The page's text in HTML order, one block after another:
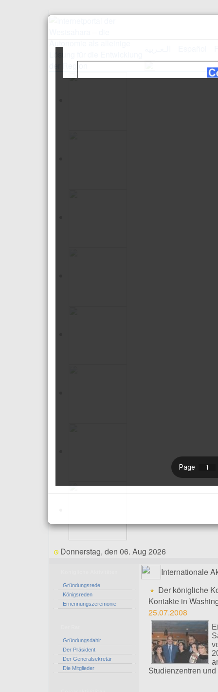
Donnerstag, den 06. Aug 2026
Gründungsrede
Königsreden
Ernennungszeremonie
Gründungsdahir
Der Präsident
Der Generalsekretär
Die Mitglieder
Internationale
Der königliche
Kontakte in
25.07.2008
Studienzentren